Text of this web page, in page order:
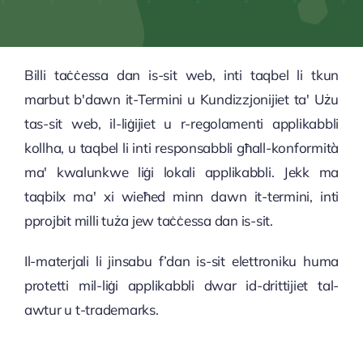
Konnessjonijiet
Ingħaqad ma' MASS
Kuntatt
Sponsorizzazzjoni
Billi taċċessa dan is-sit web, inti taqbel li tkun
marbut b'dawn it-Termini u Kundizzjonijiet ta' Użu
tas-sit web, il-liġijiet u r-regolamenti applikabbli
kollha, u taqbel li inti responsabbli għall-konformità
ma' kwalunkwe liġi lokali applikabbli. Jekk ma
taqbilx ma' xi wieħed minn dawn it-termini, inti
pprojbit milli tuża jew taċċessa dan is-sit.
Il-materjali li jinsabu f’dan is-sit elettroniku huma
protetti mil-liġi applikabbli dwar id-drittijiet tal-
awtur u t-trademarks.